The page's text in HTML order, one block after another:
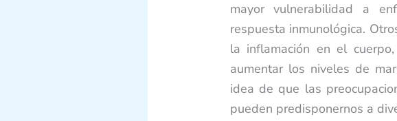
mayor vulnerabilidad a
respuesta inmunológica.
la inflamación en el
aumentar los niveles de
idea de que las
pueden predisponernos a